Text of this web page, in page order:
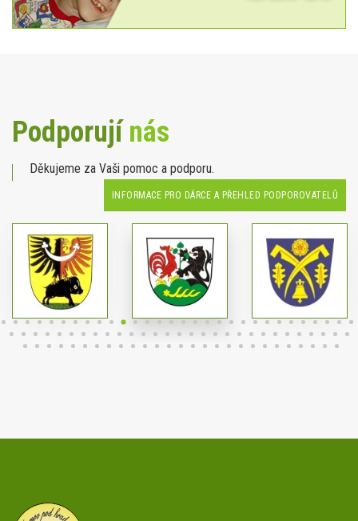
Podporujínás
Děkujeme za Vaši pomoc a podporu.
INFORMACE PRO DÁRCE A PŘEHLED PODPOROVATELŮ